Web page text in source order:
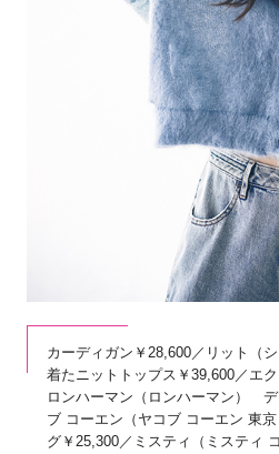
カーディガン￥28,600／リット（
着たニットトップス￥39,600／エ
ロンハーマン（ロンハーマン）
ブ コーエン（ヤコブ コーエン 東
グ￥25,300／ミスティ（ミスティ